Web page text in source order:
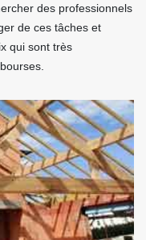
des professionnels
de ces tâches et
qui sont très